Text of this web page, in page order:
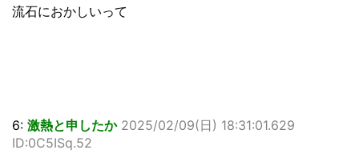
流石におかしいって
6: 激熱と申したか 2025/02/09(日) 18:31:01.629
ID:0C5ISq.52